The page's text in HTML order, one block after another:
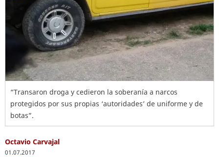
“Transaron droga y cedieron la soberanía a narcos
protegidos por sus propias ‘autoridades’ de uniforme y de
botas”.
Octavio Carvajal
01.07.2017